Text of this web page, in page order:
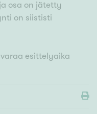
osa on jätetty
on siististi
esittelyaika